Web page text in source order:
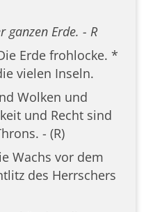
ganzen Erde. - R
Erde frohlocke. *
vielen Inseln.
Wolken und
und Recht sind
- (R)
Wachs vor dem
des Herrschers